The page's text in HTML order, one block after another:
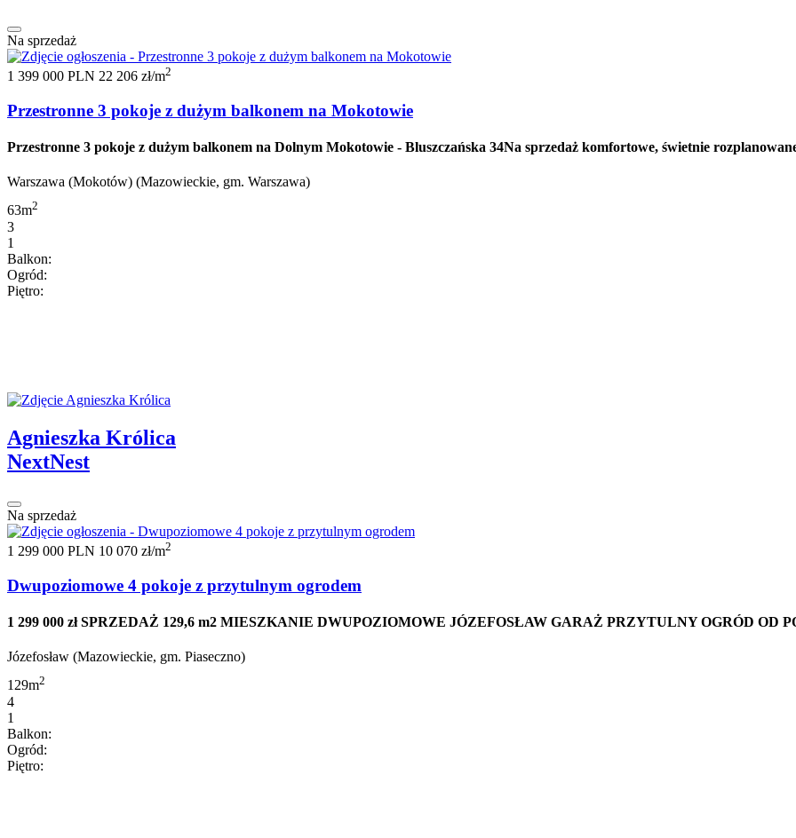
Na sprzedaż
1 399 000 PLN 22 206 zł/m2
Przestronne 3 pokoje z dużym balkonem na Mokotowie
Przestronne 3 pokoje z dużym balkonem na Dolnym Mokotowie - Bluszczańska 34Na sprzedaż komfortowe, świetnie
Warszawa (Mokotów) (Mazowieckie, gm. Warszawa)
63m2
3
1
Balkon:
Ogród:
Piętro:
Agnieszka Królica
NextNest
Na sprzedaż
1 299 000 PLN 10 070 zł/m2
Dwupoziomowe 4 pokoje z przytulnym ogrodem
1 299 000 zł SPRZEDAŻ 129,6 m2 MIESZKANIE DWUPOZIOMOWE JÓZEFOSŁAW GARAŻ PRZYTULNY OGRÓD OD
Józefosław (Mazowieckie, gm. Piaseczno)
129m2
4
1
Balkon:
Ogród:
Piętro: